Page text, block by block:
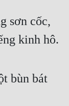
sơn cốc,
kinh hô.
bùn bát